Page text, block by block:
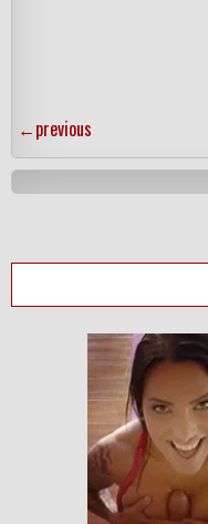
←previous